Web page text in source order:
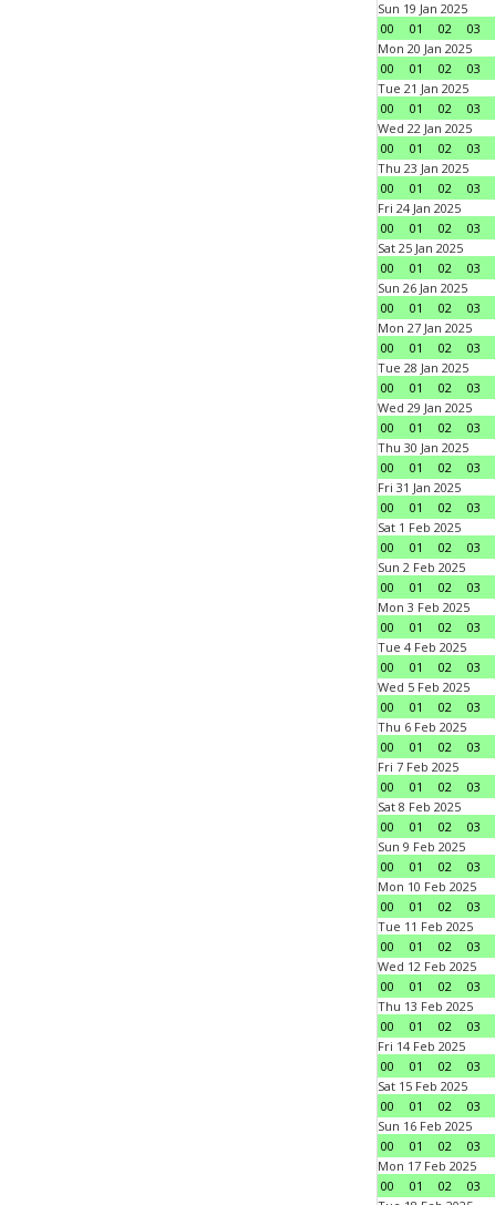
Sun 19 Jan 2025
00
01 02 03
Mon 20 Jan 2025
00
01 02 03
Tue 21 Jan 2025
00
01 02 03
Wed 22 Jan 2025
00
01 02 03
Thu 23 Jan 2025
00
01 02 03
Fri 24 Jan 2025
00
01 02 03
Sat 25 Jan 2025
00
01 02 03
Sun 26 Jan 2025
00
01 02 03
Mon 27 Jan 2025
00
01 02 03
Tue 28 Jan 2025
00
01 02 03
Wed 29 Jan 2025
00
01 02 03
Thu 30 Jan 2025
00
01 02 03
Fri 31 Jan 2025
00
01 02 03
Sat 1 Feb 2025
00
01 02 03
Sun 2 Feb 2025
00
01 02 03
Mon 3 Feb 2025
00
01 02 03
Tue 4 Feb 2025
00
01 02 03
Wed 5 Feb 2025
00
01 02 03
Thu 6 Feb 2025
00
01 02 03
Fri 7 Feb 2025
00
01 02 03
Sat 8 Feb 2025
00
01 02 03
Sun 9 Feb 2025
00
01 02 03
Mon 10 Feb 2025
00
01 02 03
Tue 11 Feb 2025
00
01 02 03
Wed 12 Feb 2025
00
01 02 03
Thu 13 Feb 2025
00
01 02 03
Fri 14 Feb 2025
00
01 02 03
Sat 15 Feb 2025
00
01 02 03
Sun 16 Feb 2025
00
01 02 03
Mon 17 Feb 2025
00
01 02 03